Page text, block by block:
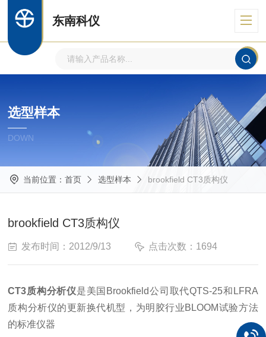
东南科仪
选型样本
DOWN
当前位置： 首页 选型样本 brookfield CT3质构仪
brookfield CT3质构仪
发布时间：2012/9/13 点击次数：1694
CT3质构分析仪是美国Brookfield公司取代QTS-25和LFRA
质构分析仪的更新换代机型，为明胶行业BLOOM试验方法
的标准仪器